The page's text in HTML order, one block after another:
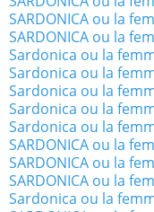
SARDONICA ou la
SARDONICA ou la
Sardonica ou la
Sardonica ou la
Sardonica ou la
Sardonica ou la
Sardonica ou la
SARDONICA ou la
SARDONICA ou la
SARDONICA ou la
Sardonica ou la